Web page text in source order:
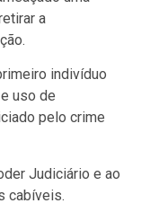
a
indivíduo
uso de
pelo crime
Judiciário e ao
cabíveis.